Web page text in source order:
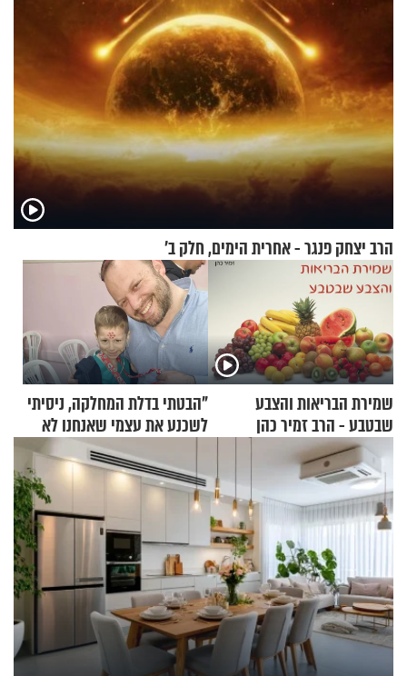
הרב יצחק פנגר - אחרית הימים, חלק ב’
שמירת הבריאות והצבע
שבטבע - הרב זמיר כהן
"הבטתי בדלת המחלקה, ניסיתי
לשכנע את עצמי שאנחנו לא